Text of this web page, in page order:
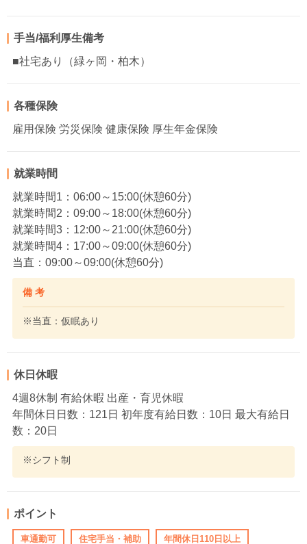
手当/福利厚生備考
■社宅あり（緑ヶ岡・柏木）
各種保険
雇用保険 労災保険 健康保険 厚生年金保険
就業時間
就業時間1：06:00～15:00(休憩60分)
就業時間2：09:00～18:00(休憩60分)
就業時間3：12:00～21:00(休憩60分)
就業時間4：17:00～09:00(休憩60分)
当直：09:00～09:00(休憩60分)
備 考
※当直：仮眠あり
休日休暇
4週8休制 有給休暇 出産・育児休暇
年間休日日数：121日 初年度有給日数：10日 最大有給日
数：20日
※シフト制
ポイント
車通勤可 住宅手当・補助 年間休日110日以上